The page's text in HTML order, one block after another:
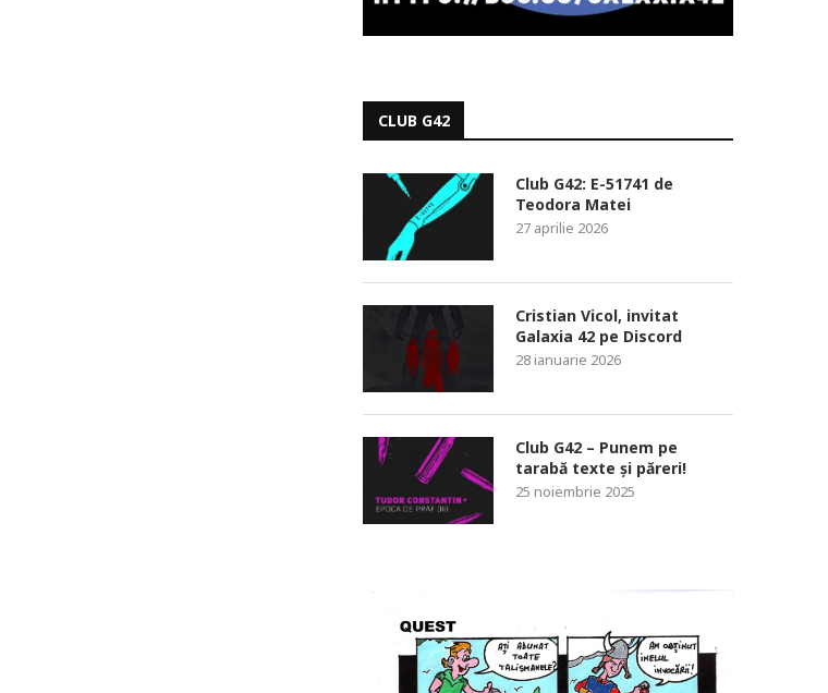
CLUB G42
Club G42: E-51741 de
Teodora Matei
27 aprilie 2026
Cristian Vicol, invitat
Galaxia 42 pe Discord
28 ianuarie 2026
Club G42 – Punem pe
tarabă texte și păreri!
25 noiembrie 2025